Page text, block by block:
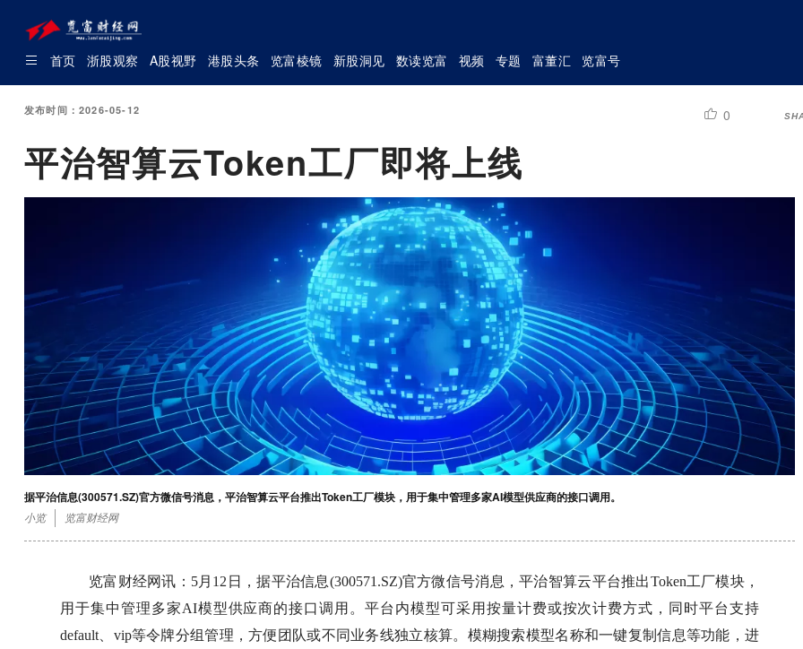
首页 浙股观察 A股视野 港股头条 览富棱镜 新股洞见 数读览富 视频 专题 富董汇 览富号
发布时间：2026-05-12 0
平治智算云Token工厂即将上线
据平治信息(300571.SZ)官方微信号消息，平治智算云平台推出Token工厂模块，用于集中管理多家AI模型供应商的接口调用。
小览 览富财经网
览富财经网讯：5月12日，据平治信息(300571.SZ)官方微信号消息，平治智算云平台推出Token工厂模块，
用于集中管理多家AI模型供应商的接口调用。平台内模型可采用按量计费或按次计费方式，同时平台支持
default、vip等令牌分组管理，方便团队或不同业务线独立核算。模糊搜索模型名称和一键复制信息等功能，进